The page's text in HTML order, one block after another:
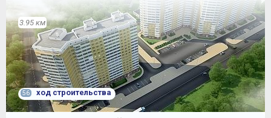
3.95 км
56 ход строительства